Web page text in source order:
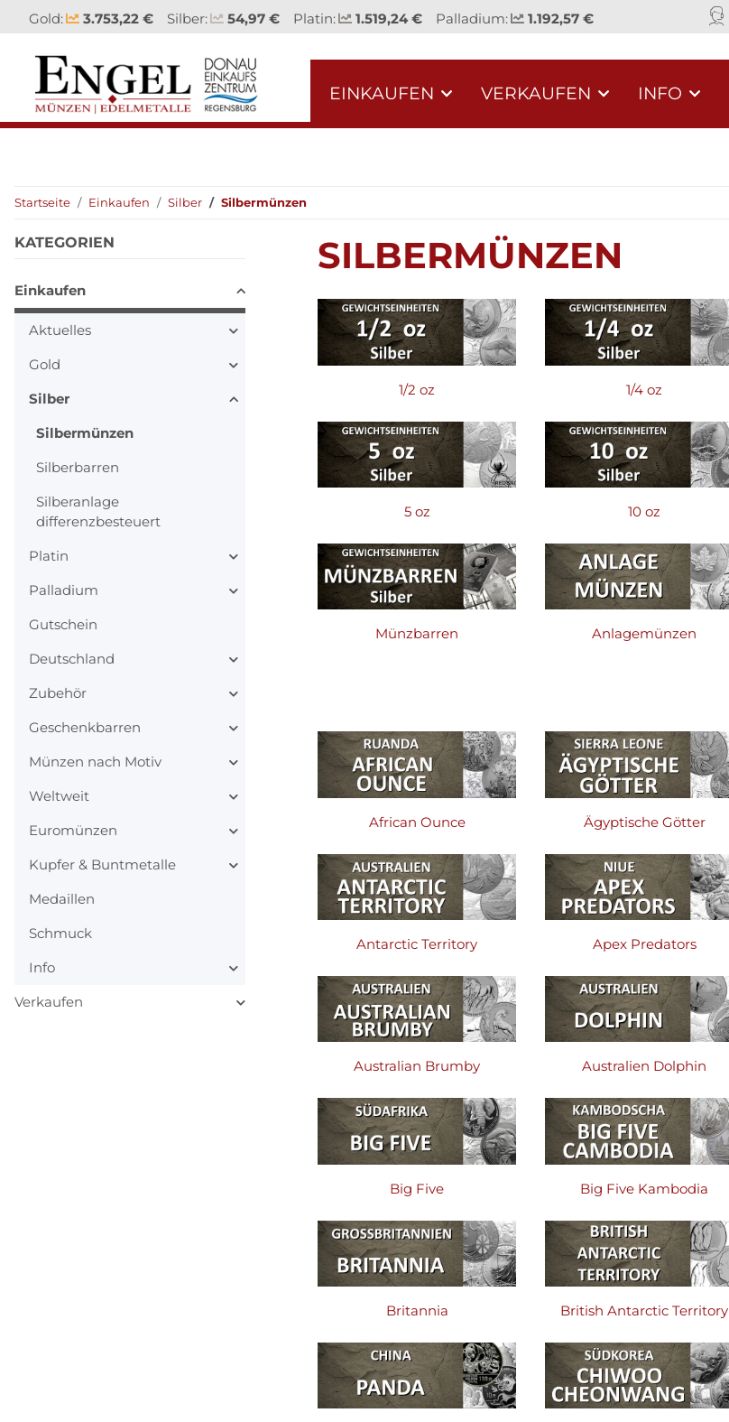
Gold: 3.753,22 € Silber: 54,97 € Platin: 1.519,24 € Palladium: 1.192,57 €
EINKAUFEN VERKAUFEN INFO
Startseite Einkaufen Silber Silbermünzen
SILBERMÜNZEN
1/2 oz 1/4 oz
5 oz 10 oz
Münzbarren Anlagemünzen
African Ounce Ägyptische Götter
Antarctic Territory Apex Predators
Australian Brumby Australien Dolphin
Big Five Big Five Kambodia
Britannia British Antarctic Territory
KATEGORIEN
Einkaufen
Aktuelles
Gold
Silber
Silbermünzen
Silberbarren
Silberanlage
differenzbesteuert
Platin
Palladium
Gutschein
Deutschland
Zubehör
Geschenkbarren
Münzen nach Motiv
Weltweit
Euromünzen
Kupfer & Buntmetalle
Medaillen
Schmuck
Info
Verkaufen